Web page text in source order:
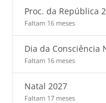
Proc. da República
Faltam 16 meses
Dia da Consciência
Faltam 16 meses
Natal 2027
Faltam 17 meses